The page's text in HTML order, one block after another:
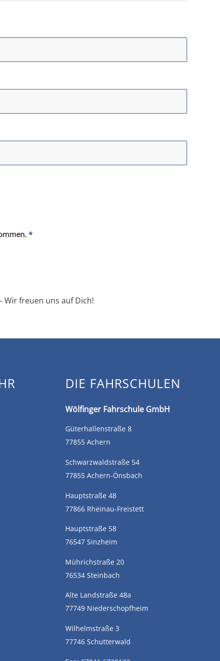
*
freuen uns auf Dich!
DIE FAHRSCHULEN
Wölfinger Fahrschule GmbH
Güterhallenstraße 8
77855 Achern
Schwarzwaldstraße 54
77855 Achern-Önsbach
Hauptstraße 48
77866 Rheinau-Freistett
Hauptstraße 58
76547 Sinzheim
Mührichstraße 20
76534 Steinbach
Alte Landstraße 48a
77749 Niederschopfheim
Wilhelmstraße 3
77746 Schutterwald